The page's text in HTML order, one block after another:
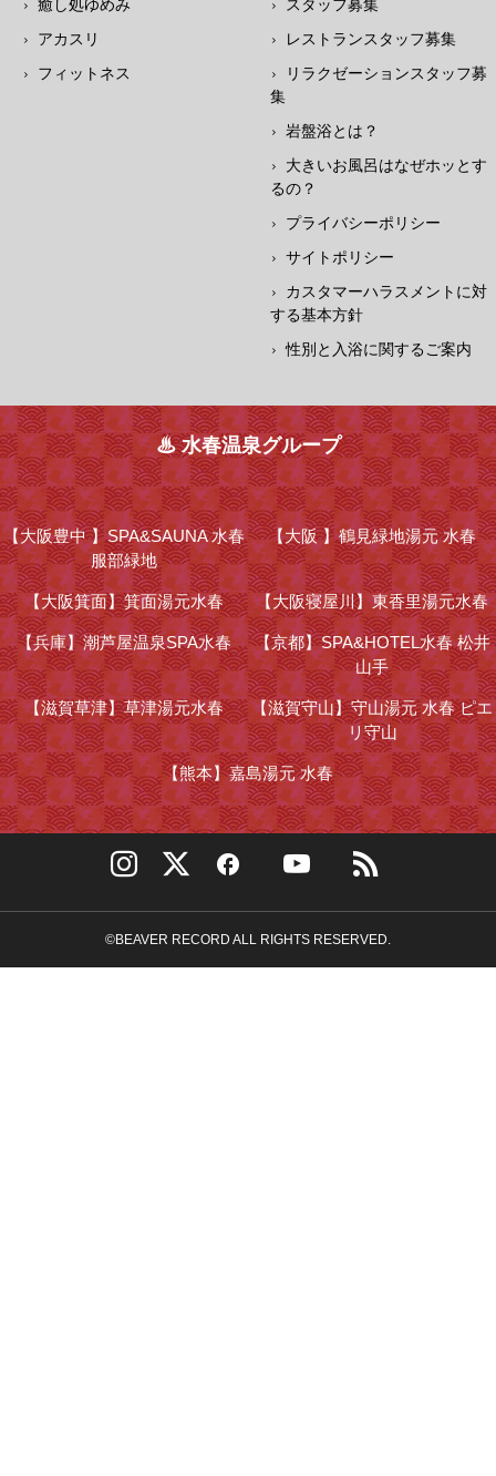
癒し処ゆめみ
アカスリ
フィットネス
スタッフ募集
レストランスタッフ募集
リラクゼーションスタッフ募
集
岩盤浴とは？
大きいお風呂はなぜホッとす
るの？
プライバシーポリシー
サイトポリシー
カスタマーハラスメントに対
する基本方針
性別と入浴に関するご案内
♨ 水春温泉グループ
【大阪豊中 】SPA&SAUNA 水春
服部緑地
【大阪 】鶴見緑地湯元 水春
【大阪箕面】箕面湯元水春 【大阪寝屋川】東香里湯元水春
【兵庫】潮芦屋温泉SPA水春 【京都】SPA&HOTEL水春 松井
山手
【滋賀草津】草津湯元水春 【滋賀守山】守山湯元 水春 ピエ
リ守山
【熊本】嘉島湯元 水春
©BEAVER RECORD ALL RIGHTS RESERVED.